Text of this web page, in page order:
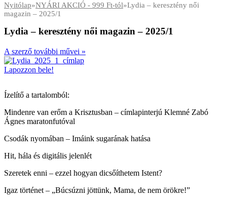
Nyitólap»NYÁRI AKCIÓ - 999 Ft-tól»Lydia – keresztény női
magazin – 2025/1
Lydia – keresztény női magazin – 2025/1
A szerző további művei »
Lapozzon bele!
Ízelítő a tartalomból:
Mindenre van erőm a Krisztusban – címlapinterjú Klemné Zabó
Ágnes maratonfutóval
Csodák nyomában – Imáink sugarának hatása
Hit, hála és digitális jelenlét
Szeretek enni – ezzel hogyan dicsőíthetem Istent?
Igaz történet – „Búcsúzni jöttünk, Mama, de nem örökre!”